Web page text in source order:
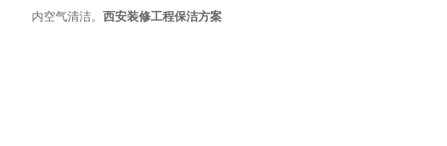
内空气清洁。西安装修工程保洁方案